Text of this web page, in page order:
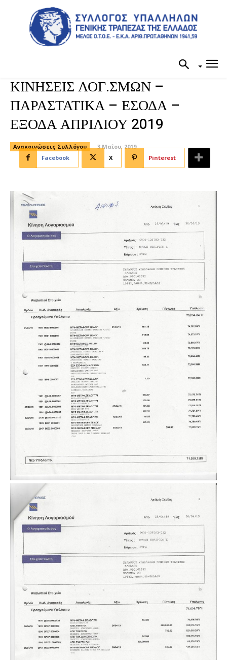
ΚΙΝΗΣΕΙΣ ΛΟΓ.ΣΜΩΝ –
ΠΑΡΑΣΤΑΤΙΚΑ – ΕΣΟΔΑ –
ΕΞΟΔΑ ΑΠΡΙΛΙΟΥ 2019
Ανακοινώσεις Συλλόγου
3 Μαΐου, 2019
Facebook
X Pinterest